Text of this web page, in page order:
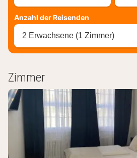
Anzahl der Reisenden
2 Erwachsene (1 Zimmer)
Zimmer